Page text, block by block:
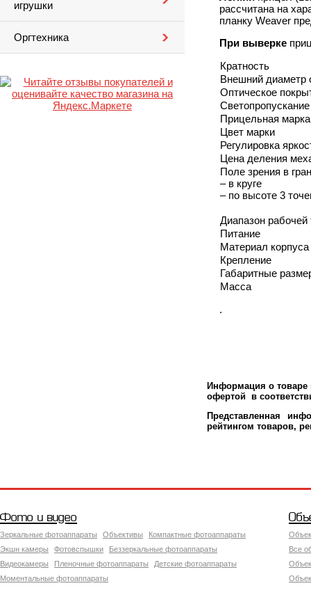
игрушки
Оргтехника
рассчитана на
планку Weaver
При выверке
Кратность
Внешний диаметр
Оптическое
Светопропускание
Прицельная марка
Цвет марки
Регулировка
Цена деления
Поле зрения в
– в круге
– по высоте 3
Диапазон
Питание
Материал корпуса
Крепление
Габаритные
Масса
.
Информация о товаре
офертой в
Представленная
рейтингом товаров,
Фото и видео
Зеркальные фотоаппараты Объективы
Компактные фотоаппараты
Экшн камеры
Фотовспышки
Беззеркальные фотоаппараты
Видеокамеры
Пленочные фотоаппараты
Детские фотоаппараты
Моментальные фотоаппараты
Все